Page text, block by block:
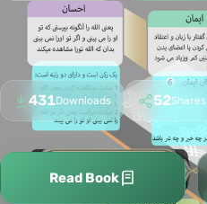
431Downloads 52Shares
Read Book